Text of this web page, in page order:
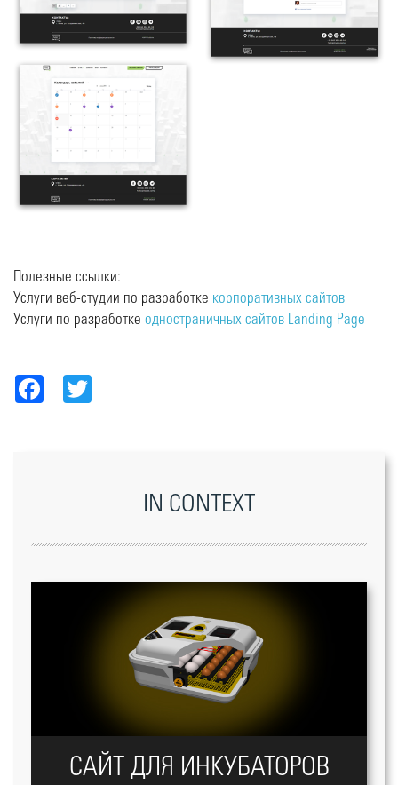
Полезные ссылки:
Услуги веб-студии по разработке корпоративных сайтов
Услуги по разработке одностраничных сайтов Landing Page
Facebook
IN CONTEXT
САЙТ ДЛЯ ИНКУБАТОРОВ